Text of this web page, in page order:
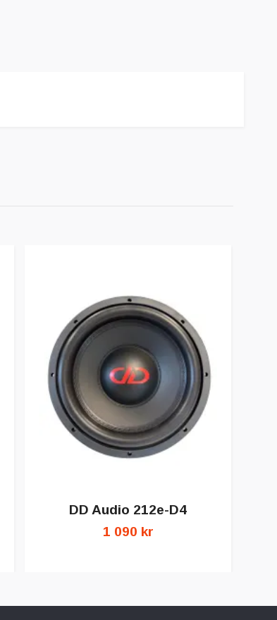
DD Audio 212e-D4
1 090 kr